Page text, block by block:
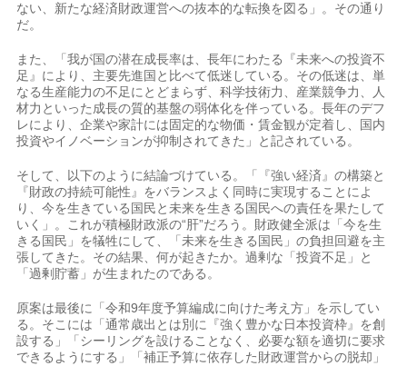
ない、新たな経済財政運営への抜本的な転換を図る」。その通り
だ。
また、「我が国の潜在成長率は、長年にわたる『未来への投資不
足』により、主要先進国と比べて低迷している。その低迷は、単
なる生産能力の不足にとどまらず、科学技術力、産業競争力、人
材力といった成長の質的基盤の弱体化を伴っている。長年のデフ
レにより、企業や家計には固定的な物価・賃金観が定着し、国内
投資やイノベーションが抑制されてきた」と記されている。
そして、以下のように結論づけている。「『強い経済』の構築と
『財政の持続可能性』をバランスよく同時に実現することによ
り、今を生きている国民と未来を生きる国民への責任を果たして
いく」。これが積極財政派の“肝”だろう。財政健全派は「今を生
きる国民」を犠牲にして、「未来を生きる国民」の負担回避を主
張してきた。その結果、何が起きたか。過剰な「投資不足」と
「過剰貯蓄」が生まれたのである。
原案は最後に「令和9年度予算編成に向けた考え方」を示してい
る。そこには「通常歳出とは別に『強く豊かな日本投資枠』を創
設する」「シーリングを設けることなく、必要な額を適切に要求
できるようにする」「補正予算に依存した財政運営からの脱却」